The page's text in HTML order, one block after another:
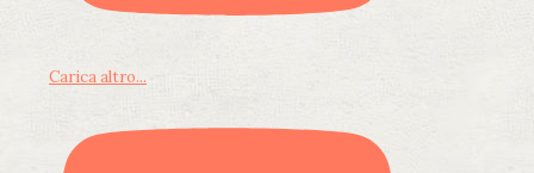
Carica altro...